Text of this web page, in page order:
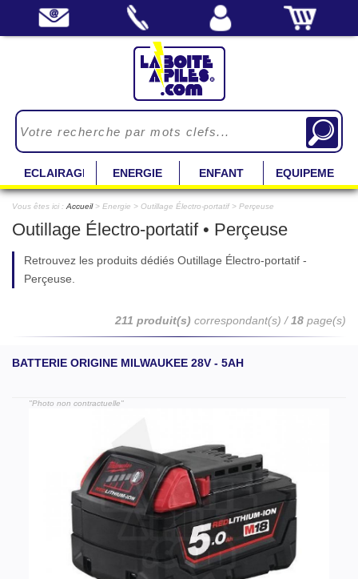
ECLAIRAGE ENERGIE ENFANT EQUIPEMENT
Vous êtes ici : Accueil> Energie > Outillage Électro-portatif > Perçeuse
Outillage Électro-portatif • Perçeuse
Retrouvez les produits dédiés Outillage Électro-portatif -
Perçeuse.
211 produit(s) correspondant(s) /18 page(s)
BATTERIE ORIGINE MILWAUKEE 28V - 5AH
"Photo non contractuelle"